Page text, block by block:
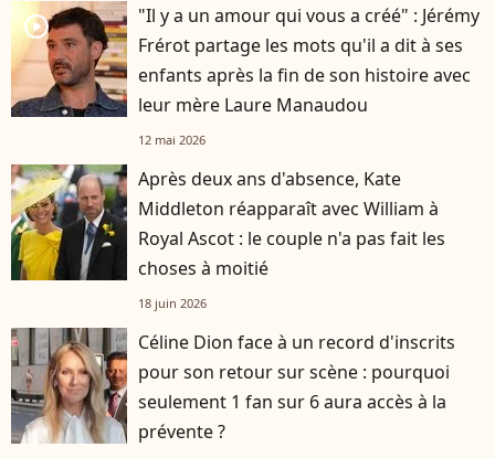
player2
"Il y a un amour qui vous a créé" : Jérémy
Frérot partage les mots qu'il a dit à ses
enfants après la fin de son histoire avec
leur mère Laure Manaudou
12 mai 2026
Après deux ans d'absence, Kate
Middleton réapparaît avec William à
Royal Ascot : le couple n'a pas fait les
choses à moitié
18 juin 2026
Céline Dion face à un record d'inscrits
pour son retour sur scène : pourquoi
seulement 1 fan sur 6 aura accès à la
prévente ?